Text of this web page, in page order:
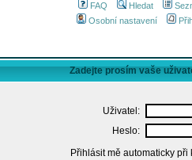
FAQ Hledat
Osobní nastavení
Zadejte prosím vaše
Uživatel:
Heslo:
Přihlásit mě automaticky při